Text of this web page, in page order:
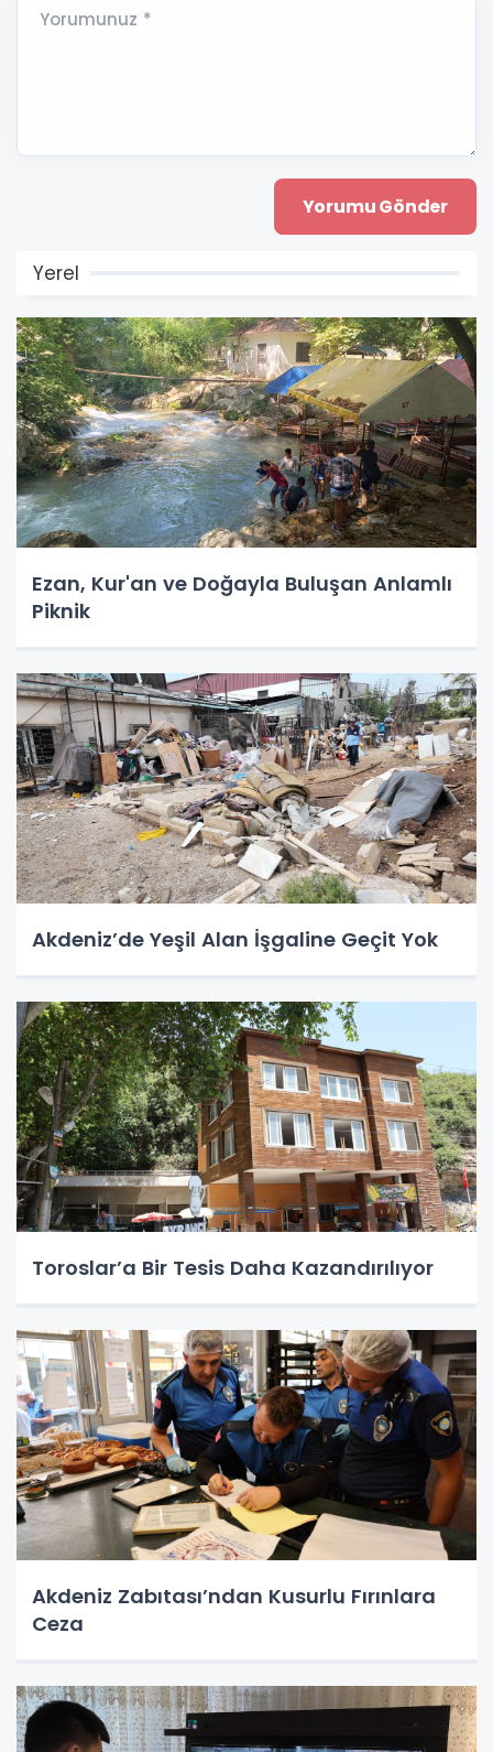
Yorumunuz *
Yerel
Ezan, Kur'an ve Doğayla Buluşan Anlamlı
Piknik
Akdeniz’de Yeşil Alan İşgaline Geçit Yok
Toroslar’a Bir Tesis Daha Kazandırılıyor
Akdeniz Zabıtası’ndan Kusurlu Fırınlara
Ceza